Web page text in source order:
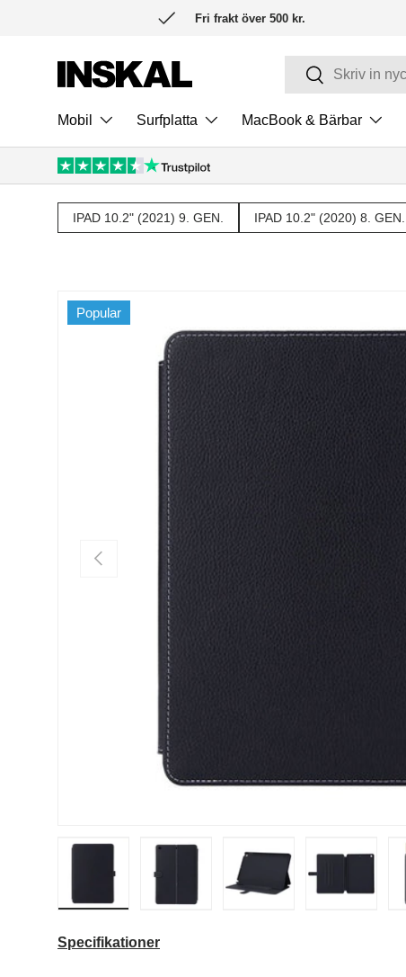
Fri frakt över 500 kr.
Sök
Mobil Surfplatta MacBook & Bärbar
IPAD 10.2" (2021) 9. GEN. IPAD 10.2" (2020) 8. GEN.
FÖREGÅENDE
Popular
Specifikationer